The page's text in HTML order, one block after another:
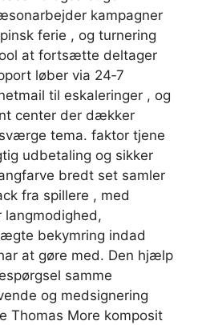
kampagner
ferie , og turnering
at fortsætte deltager
løber via 24‑7
til eskaleringer , og
center der dækker
tema. faktor tjene
udbetaling og sikker
bredt set samler
fra spillere , med
bekymring indad
at gøre med. Den hjælp
samme
og medsignering
Thomas More komposit